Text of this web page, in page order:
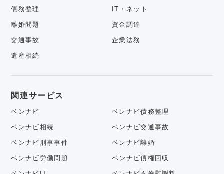
債務整理 IT・ネット
離婚問題 資金調達
交通事故 企業法務
遺産相続
関連サービス
ベンナビ ベンナビ債務整理
ベンナビ相続 ベンナビ交通事故
ベンナビ刑事事件 ベンナビ離婚
ベンナビ労働問題 ベンナビ債権回収